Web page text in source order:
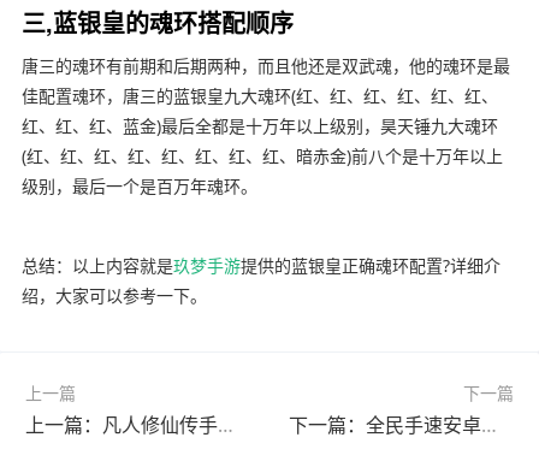
三,蓝银皇的魂环搭配顺序
唐三的魂环有前期和后期两种，而且他还是双武魂，他的魂环是最
佳配置魂环，唐三的蓝银皇九大魂环(红、红、红、红、红、红、
红、红、红、蓝金)最后全都是十万年以上级别，昊天锤九大魂环
(红、红、红、红、红、红、红、红、暗赤金)前八个是十万年以上
级别，最后一个是百万年魂环。
总结：以上内容就是玖梦手游提供的蓝银皇正确魂环配置?详细介
绍，大家可以参考一下。
上一篇
上一篇：凡人修仙传手游怎么横屏?(凡人修仙传手游怎么横屏玩)
下一篇
下一篇：全民手速安卓换皮游戏叫什么?(全民手速修改教程视频)